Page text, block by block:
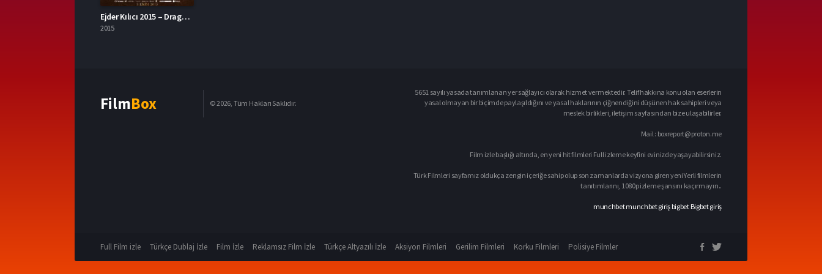
Ejder Kılıcı 2015 – Dragon Blade 1080p Turkce Dublaj izle
2015
FilmBox © 2026, Tüm Hakları Saklıdır.
5651 sayılı yasada tanımlanan yer sağlayıcı olarak hizmet vermektedir. Telif hakkına konu olan eserlerin
yasal olmayan bir biçimde paylaşıldığını ve yasal haklarının çiğnendiğini düşünen hak sahipleri veya
meslek birlikleri, iletişim sayfasından bize ulaşabilirler.
Mail : boxreport@proton.me
Film izle başlığı altında, en yeni hit filmleri Full izleme keyfini evinizde yaşayabilirsiniz.
Türk Filmleri sayfamız oldukça zengin içeriğe sahip olup son zamanlarda vizyona giren yeni Yerli filmlerin
tanıtımlarını, 1080p izleme şansını kaçırmayın..
munchbetmunchbet giriş bigbet Bigbet giriş
Full Film izle Türkçe Dublaj İzle Film İzle Reklamsız Film İzle Türkçe Altyazılı İzle Aksiyon Filmleri Gerilim Filmleri Korku Filmleri Polisiye Filmler